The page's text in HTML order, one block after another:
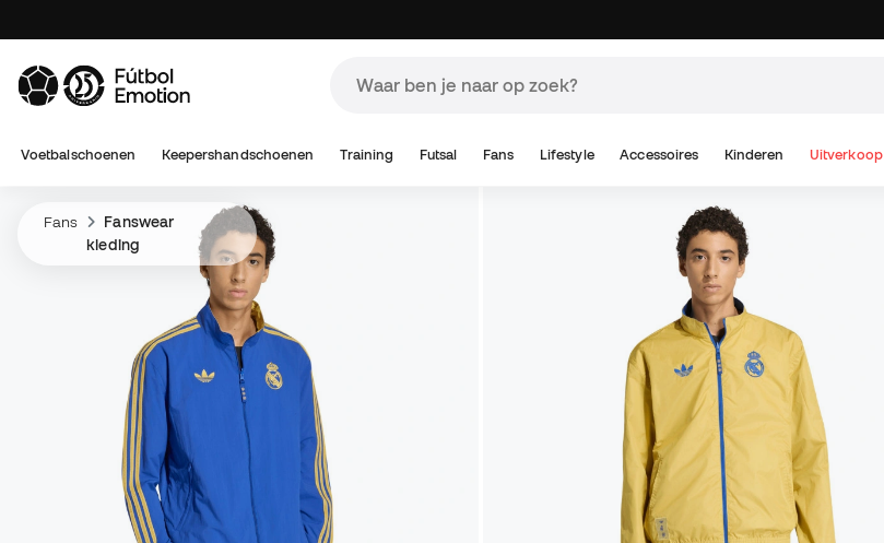
Voetbalschoenen Keepershandschoenen Training Futsal Fans Lifestyle Accessoires Kinderen Uitverkoop
Fans
Fanswear
kleding